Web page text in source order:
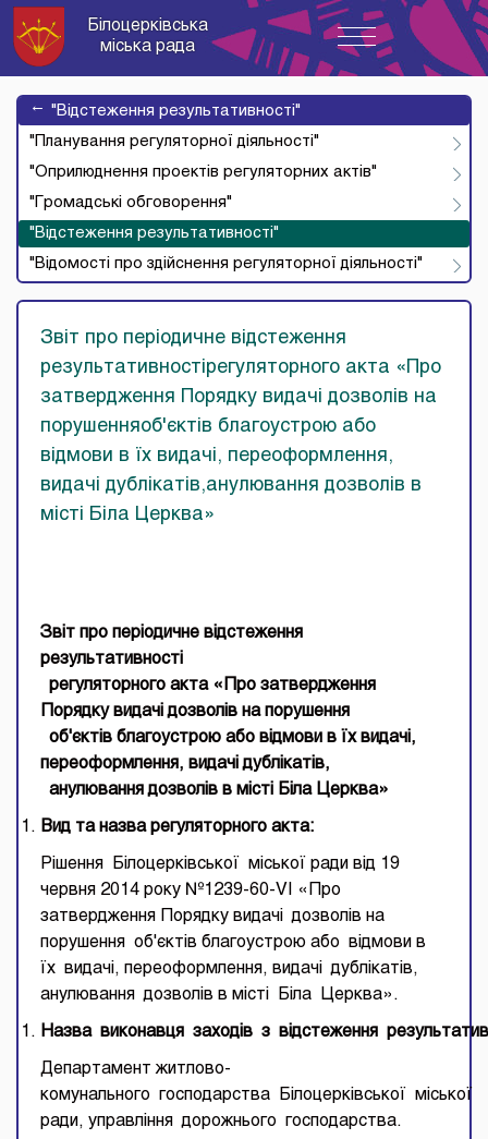
Toggle
navigation
Білоцерківська
міська рада
→ "Відстеження результативності"
"Планування регуляторної діяльності"
"Оприлюднення проектів регуляторних актів"
"Громадські обговорення"
"Відстеження результативності"
"Відомості про здійснення регуляторної діяльності"
Звіт про періодичне відстеження
результативностірегуляторного акта «Про
затвердження Порядку видачі дозволів на
порушенняоб'єктів благоустрою або
відмови в їх видачі, переоформлення,
видачі дублікатів,анулювання дозволів в
місті Біла Церква»
Звіт про періодичне відстеження
результативності
регуляторного акта «Про затвердження
Порядку видачі дозволів на порушення
об'єктів благоустрою або відмови в їх видачі,
переоформлення, видачі дублікатів,
анулювання дозволів в місті Біла Церква»
Вид та назварегуляторного акта:
Рішення Білоцерківської міської ради від 19
червня 2014 року №1239-60-VI «Про
затвердження Порядку видачі дозволів на
порушення об'єктів благоустрою або відмови в
їх видачі, переоформлення, видачі дублікатів,
анулювання дозволів в місті Біла Церква».
Назва виконавця заходів з відстеження
Департамент житлово-
комунального господарства Білоцерківської міської
ради, управління дорожнього господарства.